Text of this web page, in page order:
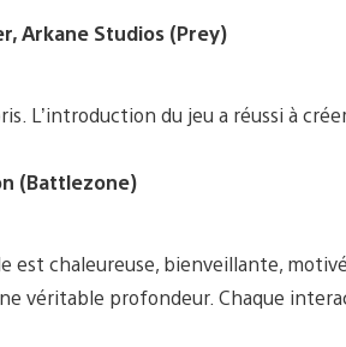
Arkane Studios (Prey)
L’introduction du jeu a réussi à
(Battlezone)
est chaleureuse, bienveillante,
véritable profondeur. Chaque